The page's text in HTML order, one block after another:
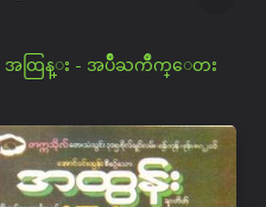
အထြန္း - အပ်ိဳႀကိဳက္ေတး